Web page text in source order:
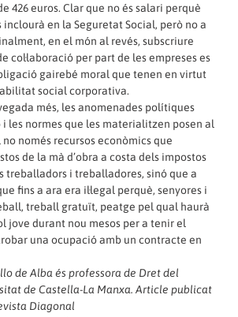
426 euros. Clar que no és salari perquè
inclourà en la Seguretat Social, però no a
en el món al revés, subscriure
col·laboració per part de les empreses es
gairebé moral que tenen en virtut
social corporativa.
més, les anomenades polítiques
i les normes que les materialitzen posen al
només recursos econòmics que
de la mà d’obra a costa dels impostos
treballadors i treballadores, sinó que a
fins a ara era il·legal perquè, senyores i
treball gratuït, peatge pel qual haurà
jove durant nou mesos per a tenir el
una ocupació amb un contracte en
de Alba és professora de Dret del
de Castella-La Manxa. Article publicat
Diagonal